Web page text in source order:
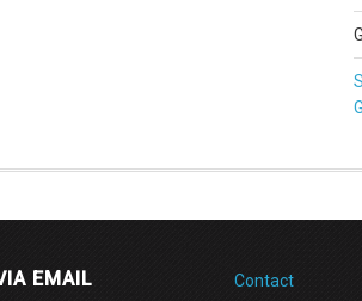
EMAIL Contact